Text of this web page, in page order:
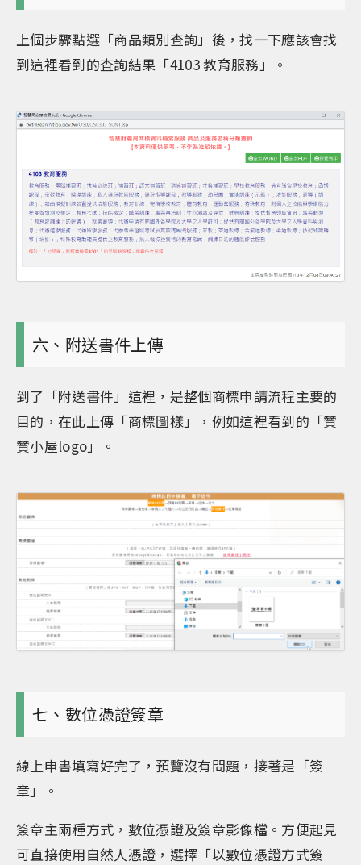
上個步驟點選「商品類別查詢」後，找一下應該會找
到這裡看到的査詢結果「4103 教育服務」。
六、附送書件上傳
到了「附送書件」這裡，是整個商標申請流程主要的
目的，在此上傳「商標圖樣」，例如這裡看到的「贊
贊小屋logo」。
七、數位憑證簽章
線上申書填寫好完了，預覽沒有問題，接著是「簽
章」。
簽章主兩種方式，數位憑證及簽章影像檔。方便起見
可直接使用自然人憑證，選擇「以數位憑證方式簽